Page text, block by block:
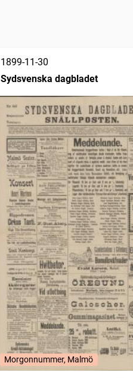
1899-11-30
Sydsvenska dagbladet
Morgonnummer, Malmö